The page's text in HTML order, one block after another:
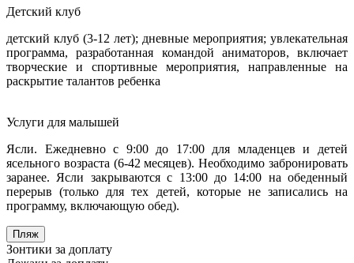
Детский клуб
детский клуб (3-12 лет); дневные мероприятия; увлекательная
программа, разработанная командой аниматоров, включает
творческие и спортивные мероприятия, направленные на
раскрытие талантов ребенка
Услуги для малышей
Ясли. Ежедневно с 9:00 до 17:00 для младенцев и детей
ясельного возраста (6-42 месяцев). Необходимо забронировать
заранее. Ясли закрываются с 13:00 до 14:00 на обеденный
перерыв (только для тех детей, которые не записались на
программу, включающую обед).
Пляж
Зонтики за доплату